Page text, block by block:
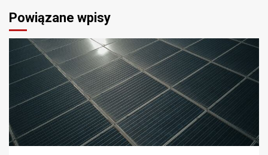
Powiązane wpisy